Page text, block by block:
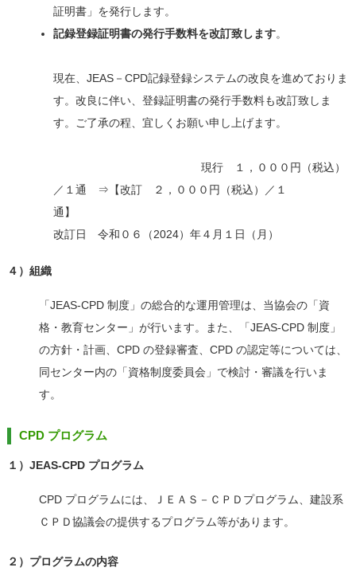
証明書」を発行します。
記録登録証明書の発行手数料を改訂致します。
現在、JEAS－CPD記録登録システムの改良を進めておりま
す。改良に伴い、登録証明書の発行手数料も改訂致しま
す。ご了承の程、宜しくお願い申し上げます。
現行 １，０００円（税込）
／１通 ⇒【改訂 ２，０００円（税込）／１
通
改訂日 令和０６（2024）年４月１日（月）
４）組織
「JEAS‐CPD 制度」の総合的な運用管理は、当協会の「資
格・教育センター」が行います。また、「JEAS‐CPD 制度」
の方針・計画、CPD の登録審査、CPD の認定等については、
同センター内の「資格制度委員会」で検討・審議を行いま
す。
CPD プログラム
１）JEAS‐CPD プログラム
CPD プログラムには、ＪＥＡＳ－ＣＰＤプログラム、建設系
ＣＰＤ協議会の提供するプログラム等があります。
２）プログラムの内容